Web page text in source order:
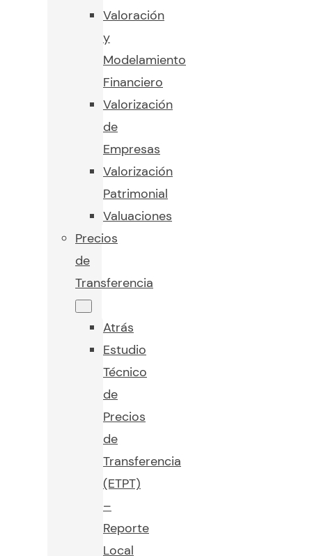
Valoración
y
Modelamiento
Financiero
Valorización
de
Empresas
Valorización
Patrimonial
Valuaciones
Precios
de
Transferencia
Atrás
Estudio
Técnico
de
Precios
de
Transferencia
(ETPT)
–
Reporte
Local